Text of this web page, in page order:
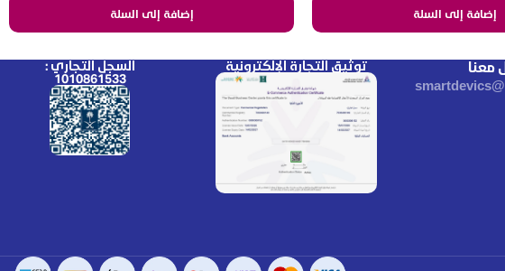
إضافة إلى السلة إضافة إلى السلة
معنا توثيق التجارة الإلكترونية
السجل التجاري :
1010861533